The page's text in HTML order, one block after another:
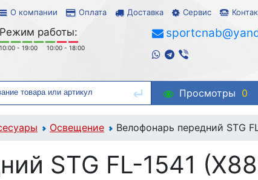
О компании Оплата Доставка Сервис
Режим работы:
10:00 - 19:00 10:00 - 18:00
Просмотры 0
Освещение Велофонарь передний STG
STG FL-1541